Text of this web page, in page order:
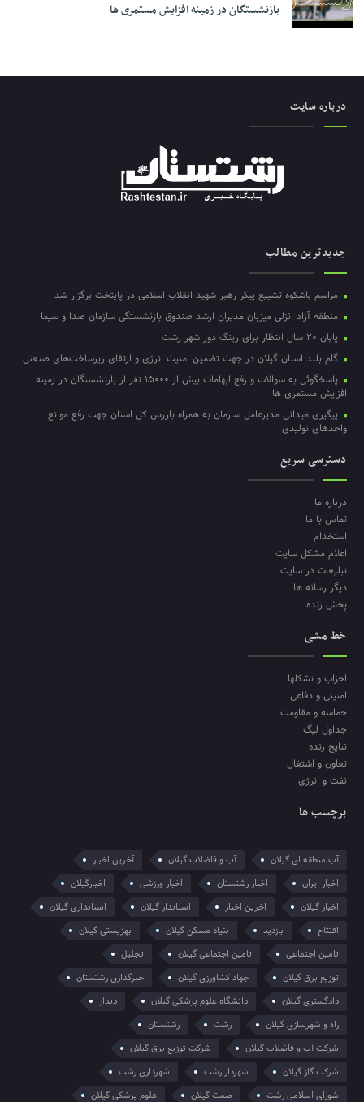
بازنشستگان در زمینه افزایش مستمری ها
درباره سایت
جدیدترین مطالب
مراسم باشکوه تشییع پیکر رهبر شهید انقلاب اسلامی در پایتخت برگزار شد
منطقه آزاد انزلی میزبان مدیران ارشد صندوق بازنشستگی سازمان صدا و سیما
پایان ۲۰ سال انتظار برای رینگ دور شهر رشت
گام بلند استان گیلان در جهت تضمین امنیت انرژی و ارتقای زیرساخت‌های صنعتی
پاسخگوئی به سوالات و رفع ابهامات بیش از ۱۵۰۰۰ نفر از بازنشستگان در زمینه
افزایش مستمری ها
پیگیری میدانی مدیرعامل سازمان به همراه بازرس کل استان جهت رفع موانع
واحدهای تولیدی
دسترسی سریع
درباره ما
تماس با ما
استخدام
اعلام مشکل سایت
تبلیغات در سایت
دیگر رسانه ها
پخش زنده
خط مشی
احزاب و تشکلها
امنیتی و دفاعی
حماسه و مقاومت
جداول لیگ
نتایج زنده
تعاون و اشتغال
نفت و انرژی
برچسب ها
آب منطقه ای گیلان آب و فاضلاب گیلان
آخرین اخبار
اخبار ایران
اخبار رشتستان اخبار ورزشی
اخبارگیلان
اخبار گیلان
اخرین اخبار استاندار گیلان
استانداری گیلان
افتتاح
بازدید بنیاد مسکن گیلان
بهزیستی گیلان
تامین اجتماعی
تامین اجتماعی گیلان
تجلیل
توزیع برق گیلان
جهاد کشاورزی گیلان
خبرگذاری رشتستان
دادگستری گیلان
دانشگاه علوم پزشکی گیلان
دیدار
راه و شهرسازی گیلان
رشت
رشتستان
شرکت آب و فاضلاب گیلان
شرکت توزیع برق گیلان
شرکت گاز گیلان
شهردار رشت
شهرداری رشت
شورای اسلامی رشت
صمت گیلان علوم پزشکی گیلان